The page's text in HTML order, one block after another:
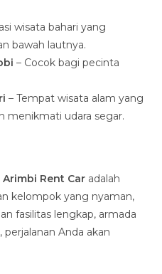
wisata bahari yang
bawah lautnya.
– Cocok bagi pecinta
– Tempat wisata alam yang
menikmati udara segar.
Arimbi Rent Car adalah
kelompok yang nyaman,
fasilitas lengkap, armada
Anda akan